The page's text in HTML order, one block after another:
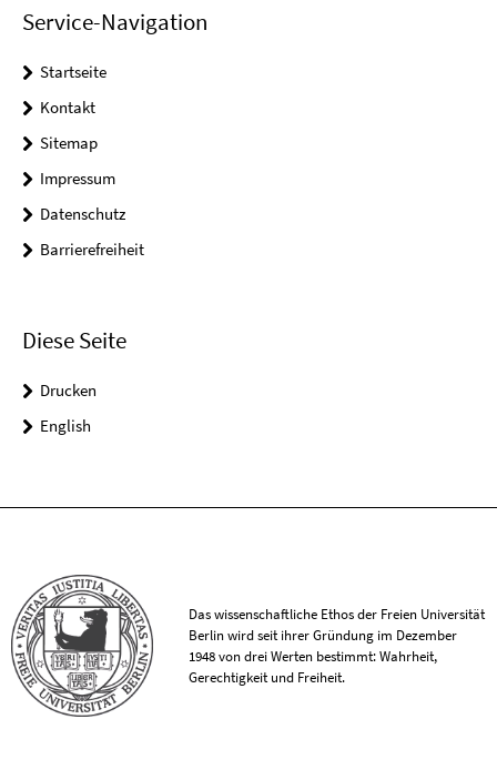
Service-Navigation
Startseite
Kontakt
Sitemap
Impressum
Datenschutz
Barrierefreiheit
Diese Seite
Drucken
English
Das wissenschaftliche Ethos der Freien Universität
Berlin wird seit ihrer Gründung im Dezember
1948 von drei Werten bestimmt: Wahrheit,
Gerechtigkeit und Freiheit.